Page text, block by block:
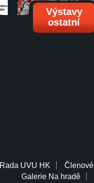
Výstavy
ostatní
Rada UVU HK Členové
Galerie Na hradě